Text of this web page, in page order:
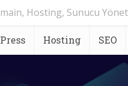
Hosting, Sunucu
Hosting SEO